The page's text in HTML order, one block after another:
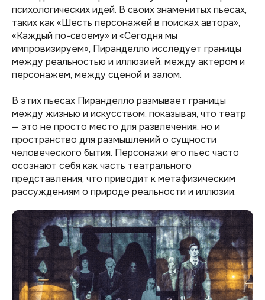
психологических идей. В своих знаменитых пьесах,
таких как «Шесть персонажей в поисках автора»,
«Каждый по-своему» и «Сегодня мы
импровизируем», Пиранделло исследует границы
между реальностью и иллюзией, между актером и
персонажем, между сценой и залом.
В этих пьесах Пиранделло размывает границы
между жизнью и искусством, показывая, что театр
— это не просто место для развлечения, но и
пространство для размышлений о сущности
человеческого бытия. Персонажи его пьес часто
осознают себя как часть театрального
представления, что приводит к метафизическим
рассуждениям о природе реальности и иллюзии.